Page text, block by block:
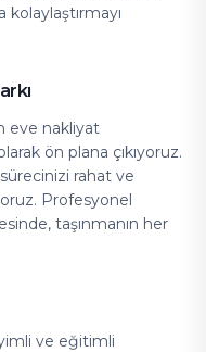
eve nakliyat
ön plana çıkıyoruz.
rahat ve
Profesyonel
taşınmanın her
ve eğitimli